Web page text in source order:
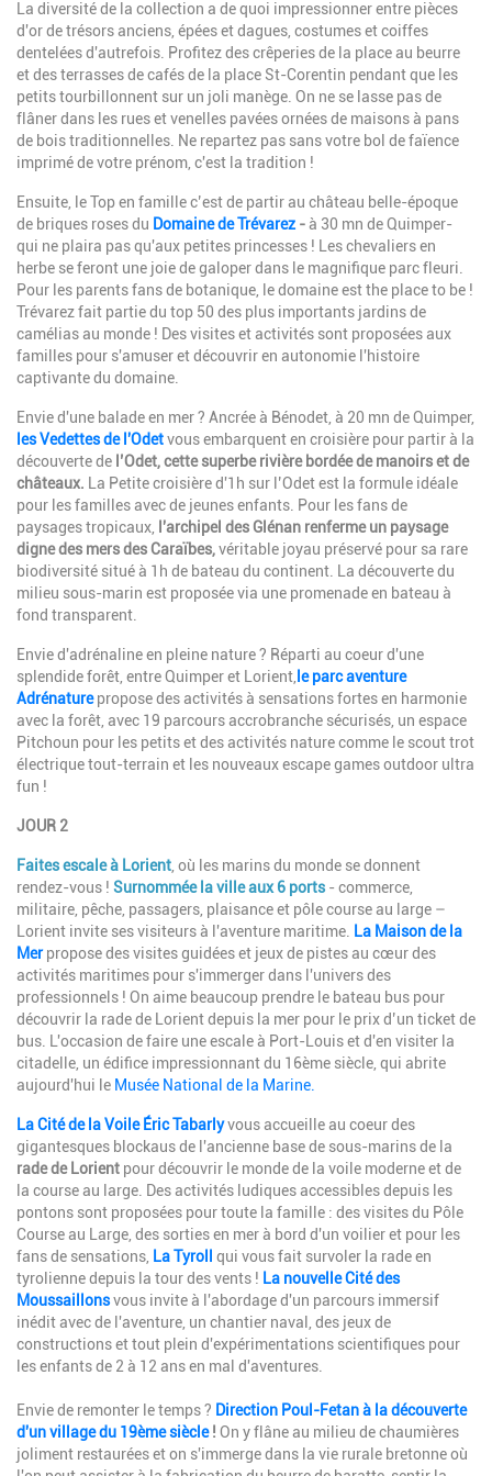
La diversité de la collection a de quoi impressionner entre pièces
d'or de trésors anciens, épées et dagues, costumes et coiffes
dentelées d'autrefois. Profitez des crêperies de la place au beurre
et des terrasses de cafés de la place St-Corentin pendant que les
petits tourbillonnent sur un joli manège. On ne se lasse pas de
flâner dans les rues et venelles pavées ornées de maisons à pans
de bois traditionnelles. Ne repartez pas sans votre bol de faïence
imprimé de votre prénom, c'est la tradition !
Ensuite, le Top en famille c’est de partir au château belle-époque
de briques roses du Domaine de Trévarez -à 30 mn de Quimper-
qui ne plaira pas qu'aux petites princesses ! Les chevaliers en
herbe se feront une joie de galoper dans le magnifique parc fleuri.
Pour les parents fans de botanique, le domaine est the place to be !
Trévarez fait partie du top 50 des plus importants jardins de
camélias au monde ! Des visites et activités sont proposées aux
familles pour s'amuser et découvrir en autonomie l'histoire
captivante du domaine.
Envie d'une balade en mer ? Ancrée à Bénodet, à 20 mn de Quimper,
les Vedettes de l'Odetvous embarquent en croisière pour partir à la
découverte de l’Odet, cette superbe rivière bordée de manoirs et de
châteaux. La Petite croisière d'1h sur l’Odet est la formule idéale
pour les familles avec de jeunes enfants. Pour les fans de
paysages tropicaux, l'archipel des Glénan renferme un paysage
digne des mers des Caraïbes,véritable joyau préservé pour sa rare
biodiversité situé à 1h de bateau du continent. La découverte du
milieu sous-marin est proposée via une promenade en bateau à
fond transparent.
Envie d'adrénaline en pleine nature ? Réparti au coeur d'une
splendide forêt, entre Quimper et Lorient, le parc aventure
Adrénature propose des activités à sensations fortes en harmonie
avec la forêt, avec 19 parcours accrobranche sécurisés, un espace
Pitchoun pour les petits et des activités nature comme le scout trot
électrique tout-terrain et les nouveaux escape games outdoor ultra
fun !
JOUR 2
Faites escale à Lorient , où les marins du monde se donnent
rendez-vous ! Surnommée la ville aux 6 ports- commerce,
militaire, pêche, passagers, plaisance et pôle course au large –
Lorient invite ses visiteurs à l'aventure maritime. La Maison de la
Mer propose des visites guidées et jeux de pistes au cœur des
activités maritimes pour s'immerger dans l'univers des
professionnels ! On aime beaucoup prendre le bateau bus pour
découvrir la rade de Lorient depuis la mer pour le prix d’un ticket de
bus. L'occasion de faire une escale à Port-Louis et d'en visiter la
citadelle, un édifice impressionnant du 16ème siècle, qui abrite
aujourd'hui le Musée National de la Marine.
La Cité de la Voile Éric Tabarlyvous accueille au coeur des
gigantesques blockaus de l'ancienne base de sous-marins de la
rade de Lorient pour découvrir le monde de la voile moderne et de
la course au large. Des activités ludiques accessibles depuis les
pontons sont proposées pour toute la famille : des visites du Pôle
Course au Large, des sorties en mer à bord d'un voilier et pour les
fans de sensations, La Tyroll qui vous fait survoler la rade en
tyrolienne depuis la tour des vents ! La nouvelle Cité des
Moussaillonsvous invite à l'abordage d'un parcours immersif
inédit avec de l'aventure, un chantier naval, des jeux de
constructions et tout plein d'expérimentations scientifiques pour
les enfants de 2 à 12 ans en mal d'aventures.
Envie de remonter le temps ? Direction Poul-Fetan à la découverte
d'un village du 19ème siècle! On y flâne au milieu de chaumières
joliment restaurées et on s'immerge dans la vie rurale bretonne où